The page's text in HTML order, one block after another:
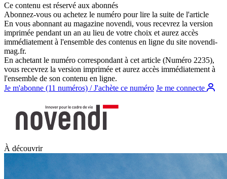
Ce contenu est réservé aux abonnés
Abonnez-vous ou achetez le numéro pour lire la suite de l'article
En vous abonnant au magazine novendi, vous recevrez la version
imprimée pendant un an au lieu de votre choix et aurez accès
immédiatement à l'ensemble des contenus en ligne du site novendi-
mag.fr.
En achetant le numéro correspondant à cet article (Numéro 2235),
vous recevrez la version imprimée et aurez accès immédiatement à
l'ensemble de son contenu en ligne.
Je m'abonne (11 numéros) / J'achète ce numéro Je me connecte
À découvrir